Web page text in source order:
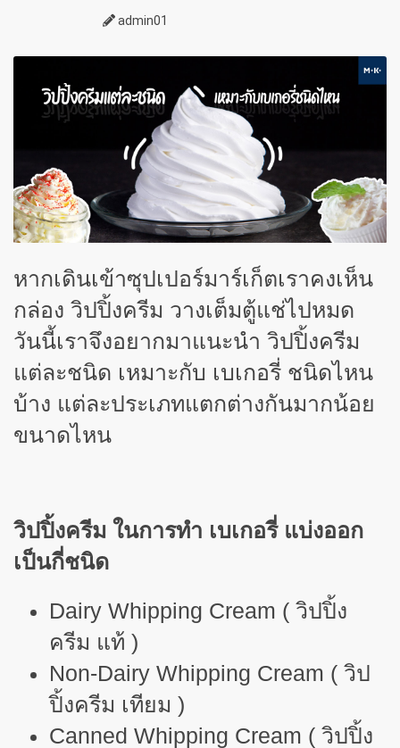
admin01
หากเดินเข้าซุปเปอร์มาร์เก็ตเราคงเห็น
กล่อง วิปปิ้งครีม วางเต็มตู้แช่ไปหมด
วันนี้เราจึงอยากมาแนะนำ วิปปิ้งครีม
แต่ละชนิด เหมาะกับ เบเกอรี่ ชนิดไหน
บ้าง แต่ละประเภทแตกต่างกันมากน้อย
ขนาดไหน
วิปปิ้งครีม ในการทำ เบเกอรี่ แบ่งออก
เป็นกี่ชนิด
Dairy Whipping Cream ( วิปปิ้ง
ครีม แท้ )
Non-Dairy Whipping Cream ( วิป
ปิ้งครีม เทียม )
Canned Whipping Cream ( วิปปิ้ง